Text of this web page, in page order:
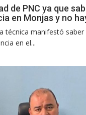
de PNC ya que
en Monjas y no
técnica manifestó
en el...